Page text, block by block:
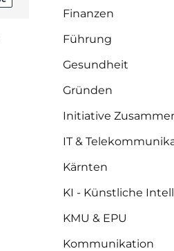
Finanzen
Führung
Gesundheit
Gründen
Initiative
IT &
Kärnten
KI - Künstliche
KMU & EPU
Kommunikation